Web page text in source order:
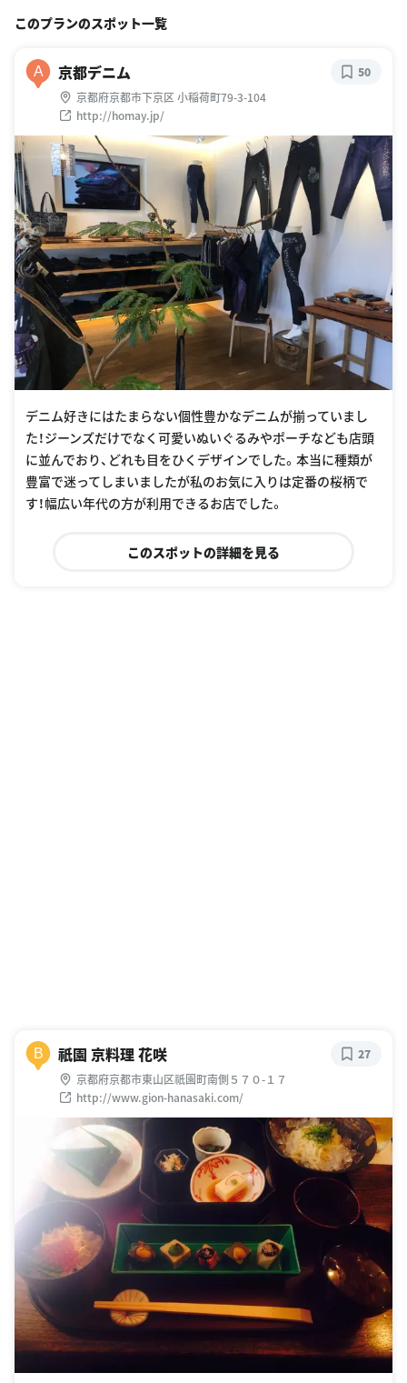
このプランのスポット一覧
A 京都デニム
京都府京都市下京区 小稲荷町79-3-104
http://homay.jp/
50
デニム好きにはたまらない個性豊かなデニムが揃っていまし
た！ジーンズだけでなく可愛いぬいぐるみやポーチなども店頭
に並んでおり、どれも目をひくデザインでした。本当に種類が
豊富で迷ってしまいましたが私のお気に入りは定番の桜柄で
す！幅広い年代の方が利用できるお店でした。
このスポットの詳細を見る
B 祇園 京料理 花咲
京都府京都市東山区祇園町南側５７０-１７
http://www.gion-hanasaki.com/
27